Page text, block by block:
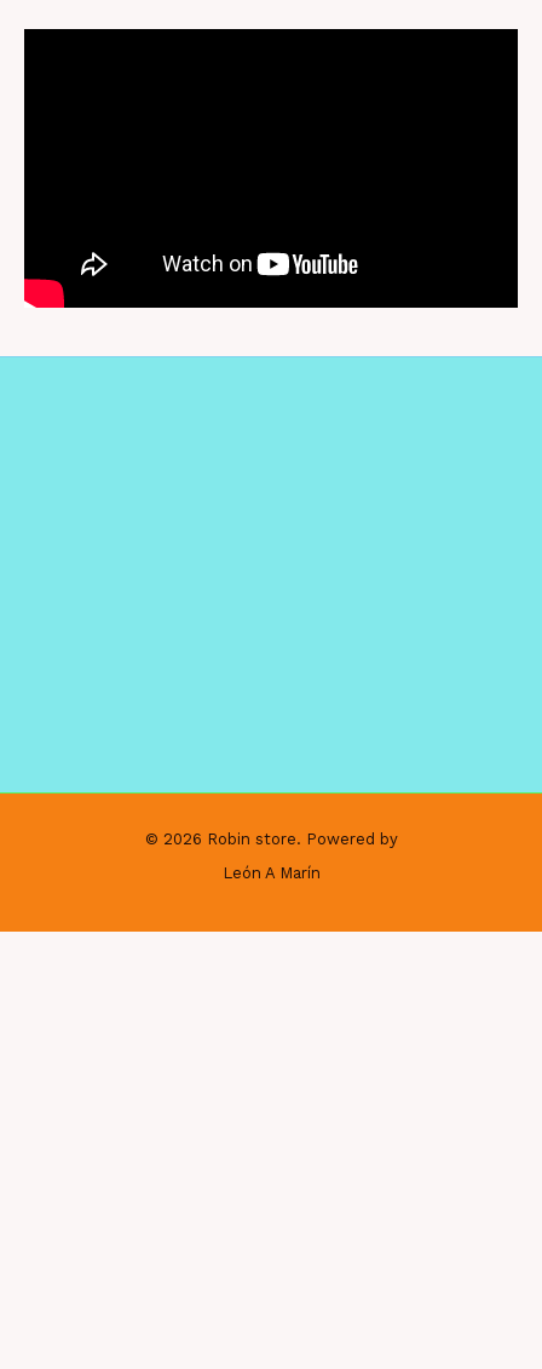
© 2026 Robin store. Powered by
León A Marín